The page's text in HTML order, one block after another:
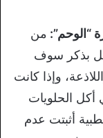
“الوحم”: من
بذكر سوف
وإذا كانت
أكل الحلويات
أثبتت عدم